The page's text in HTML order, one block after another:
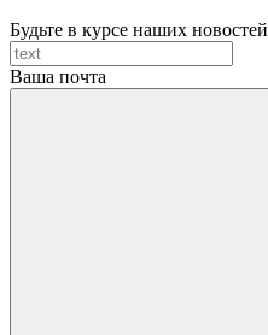
Будьте в курсе наших новостей
Ваша почта